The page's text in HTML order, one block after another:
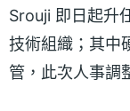
Srouji 即日起升
技術組織；其中
管，此次人事調